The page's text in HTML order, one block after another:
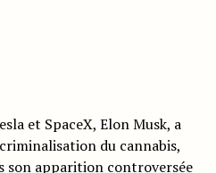
et SpaceX, Elon Musk, a
du cannabis,
son apparition controversée